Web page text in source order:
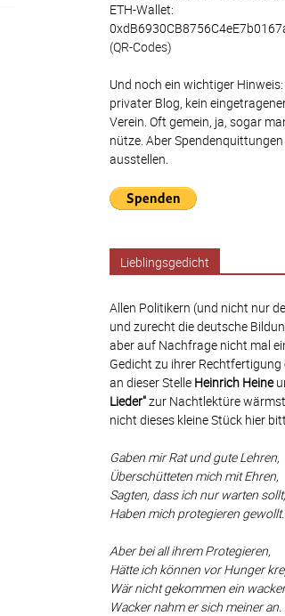
ETH-Wallet:
(QR-Codes)
Und noch ein wichtiger
privater Blog, kein
Verein. Oft gemein, ja, sogar
nütze. Aber
ausstellen.
Lieblingsgedicht
Allen Politikern (und nicht nur
und zurecht die deutsche
aber auf Nachfrage nicht mal
Gedicht zu ihrer Rechtfertigung
an dieser Stelle Heinrich Heine
Lieder"zur Nachtlektüre
nicht dieses kleine Stück hier
Gaben mir Rat und gute Lehren,
Überschütteten mich mit Ehren,
Sagten, dass ich nur warten sollt,
Haben mich protegieren gewollt.
Aber bei all ihrem Protegieren,
Hätte ich können vor Hunger
Wär nicht gekommen ein
Wacker nahm er sich meiner an.